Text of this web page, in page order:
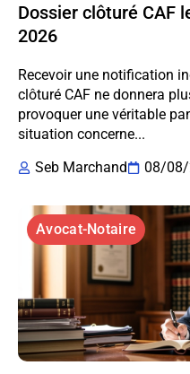
Dossier clôturé CAF
2026
Recevoir une notification
clôturé CAF ne donnera
provoquer une véritable
situation concerne...
Seb Marchand
08/
Avocat-Notaire